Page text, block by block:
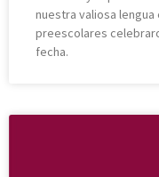
nuestra valiosa
preescolares
fecha.